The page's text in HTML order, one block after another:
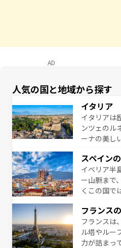
AD
人気の国と地域から探す
イタリア
イタリアは
ンツェのル
ーナの美し
夜眠るまで
なお、新着
スペイン
イベリア半
ー山脈まで
くこの国で
ら、地方で
せる。地方
新着のスペ
フランス
フランスは
ル塔やルー
力が詰まっ